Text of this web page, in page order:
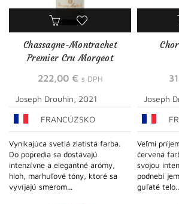
Chassagne-Montrachet
Premier Cru Morgeot
222,00 € s DPH
Joseph Drouhin, 2021
FRANCÚZSKO
Vynikajúca svetlá zlatistá farba.
Do popredia sa dostávajú
intenzívne a elegantné arómy,
hloh, marhuľové tóny, ktoré sa
vyvíjajú smerom...
Joseph
Veľmi
červená
svojou
podnebí
guľaté